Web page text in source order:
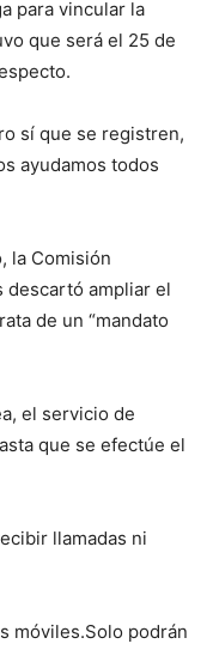
para vincular la
que será el 25 de
sí que se registren,
ayudamos todos
la Comisión
descartó ampliar el
de un “mandato
el servicio de
que se efectúe el
llamadas ni
móviles.Solo podrán